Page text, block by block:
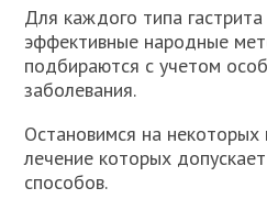
Для каждого типа гастрита
эффективные народные
подбираются с учетом
заболевания.
Остановимся на некоторых
лечение которых
способов.